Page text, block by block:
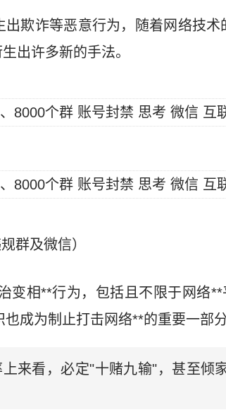
欺诈等恶意行为，随着网络技术
生出许多新的手法。
规群及微信）
变相**行为，包括且不限于网络**
成为制止打击网络**的重要一部分
来看，必定"十赌九输"，甚至倾